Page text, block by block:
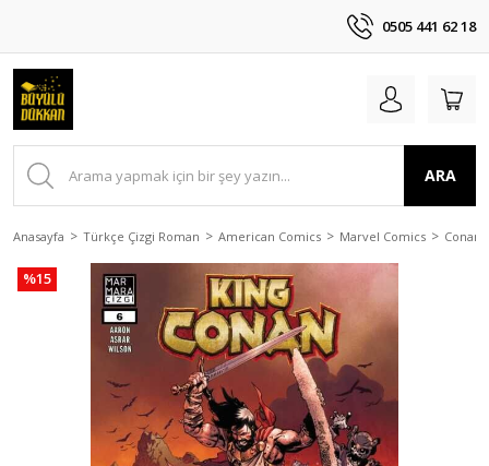
0505 441 62 18
ARA
Anasayfa Türkçe Çizgi Roman American Comics Marvel Comics Conan
%15